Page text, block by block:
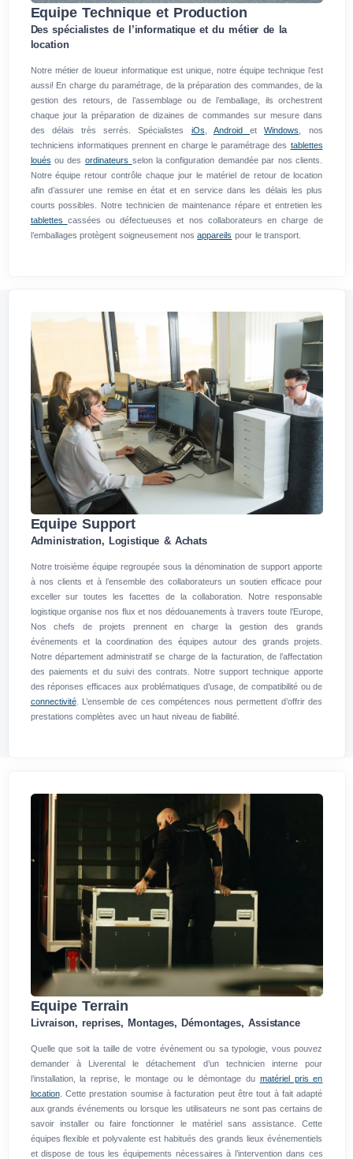
Equipe Technique et Production
Des spécialistes de l’informatique et du métier de la
location
Notre métier de loueur informatique est unique, notre équipe technique l’est
aussi! En charge du paramétrage, de la préparation des commandes, de la
gestion des retours, de l’assemblage ou de l’emballage, ils orchestrent
chaque jour la préparation de dizaines de commandes sur mesure dans
des délais très serrés. Spécialistes iOs AndroidetWindows
, nos
techniciens informatiques prennent en charge le paramétrage des tablettes
loués ou des ordinateurs selon la configuration demandée par nos clients.
Notre équipe retour contrôle chaque jour le matériel de retour de location
afin d’assurer une remise en état et en service dans les délais les plus
courts possibles. Notre technicien de maintenance répare et entretien les
tablettes cassées ou défectueuses et nos collaborateurs en charge de
l’emballages protègent soigneusement nosappareils pour le transport.
Equipe Support
Administration, Logistique & Achats
Notre troisième équipe regroupée sous la dénomination de support apporte
à nos clients et à l’ensemble des collaborateurs un soutien efficace pour
exceller sur toutes les facettes de la collaboration. Notre responsable
logistique organise nos flux et nos dédouanements à travers toute l’Europe,
Nos chefs de projets prennent en charge la gestion des grands
événements et la coordination des équipes autour des grands projets.
Notre département administratif se charge de la facturation, de l’affectation
des paiements et du suivi des contrats. Notre support technique apporte
des réponses efficaces aux problématiques d’usage, de compatibilité ou de
connectivité. L’ensemble de ces compétences nous permettent d’offrir des
prestations complètes avec un haut niveau de fiabilité.
Equipe Terrain
Livraison, reprises, Montages, Démontages, Assistance
Quelle que soit la taille de votre événement ou sa typologie, vous pouvez
demander à Liverental le détachement d’un technicien interne pour
l’installation, la reprise, le montage ou le démontage du matériel pris en
location. Cette prestation soumise à facturation peut être tout à fait adapté
aux grands événements ou lorsque les utilisateurs ne sont pas certains de
savoir installer ou faire fonctionner le matériel sans assistance. Cette
équipes flexible et polyvalente est habitués des grands lieux événementiels
et dispose de tous les équipements nécessaires à l’intervention dans ces